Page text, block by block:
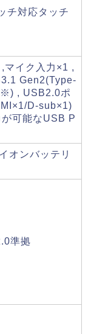
チ対応タッチ
マイク入力×1 ,
Gen2(Type-
, USB2.0ポ
D-sub×1)
可能なUSB P
オンバッテリ
準拠